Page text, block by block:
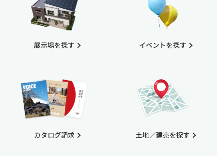
展示場を探す
カタログ請求
イベントを探す
土地／建売を探す